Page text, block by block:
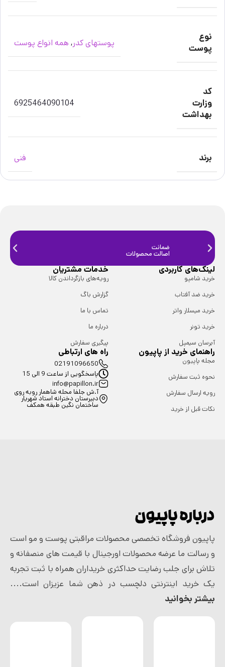
نوع
پوست
پوستهای کدر, همه انواع پوست
کد
وزارت
بهداشت
6925464090104
برند فنی
ضمانت
اصالت محصولات
لینک‌های کاربردی
خرید شامپو
خرید ضد آفتاب
خرید میسلار واتر
خرید تونر
آبرسان سیمپل
خدمات مشتریان
رویه‌های بازگرداندن کالا
گزارش باگ
تماس با ما
درباره ما
پیگیری سفارش
راهنمای خرید از پاپیون
مجله پاپیون
نحوه ثبت سفارش
رویه ارسال سفارش
نکات قبل از خرید
راه های ارتباطی
02191096650
پاسخگویی از ساعت 9 الی 15
info@papillon.ir
آ.ش جلفا محله شاهمار روبه روی
دبیرستان دخترانه استاد شهریار
ساختمان نگین طبقه همکف
درباره پاپیون
پاپیون فروشگاه تخصصی محصولات مراقبتی پوست و مو است
و رسالت ما عرضه محصولات اورجینال با قیمت های منصفانه و
تلاش برای جلب رضایت حداکثری خریداران همراه با ثبت تجربه
یک خرید اینترنتی دلچسب در ذهن شما عزیزان است....
بیشتر بخوانید